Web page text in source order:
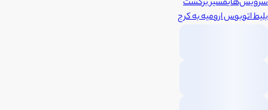
سرویس‌هایمسیر برگشت
بلیط اتوبوسارومیهبهکرج